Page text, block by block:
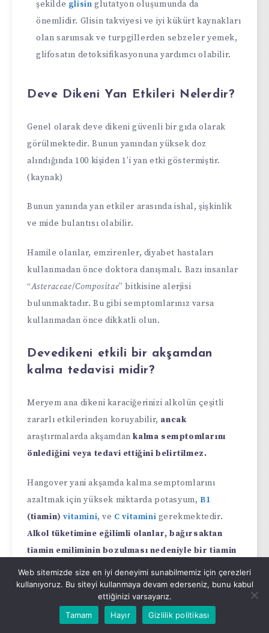
şekilde glisinglutatyon oluşumunda da
önemlidir. Glisin takviyesi ve iyi kükürt kaynakları
olan sarımsak ve turpgillerden sebzeler yemek,
glifosatın detoksifikasyonuna yardımcı olabilir.
Deve Dikeni Yan Etkileri Nelerdir?
Genel olarak deve dikeni güvenli bir gıda olarak
görülmektedir. Bunun yanından yüksek doz
alındığında 100 kişiden 1’i yan etki göstermiştir.
(kaynak)
Bunun yanında yan etkiler arasında ishal, şişkinlik
ve mide bulantısı olabilir.
Hamile olanlar, emzirenler, diyabet hastaları
kullanmadan önce doktora danışmalı. Bazı insanlar
“Asteraceae/Compositae” bitkisine alerjisi
bulunmaktadır. Bu gibi semptomlarınız varsa
kullanmadan önce dikkatli olun.
Devedikeni etkili bir akşamdan
kalma tedavisi midir?
Meryem ana dikeni karaciğerinizi alkolün çeşitli
zararlı etkilerinden koruyabilir, ancak
araştırmalarda akşamdan kalma semptomlarını
önlediğini veya tedavi ettiğini belirtilmez.
Hangover yani akşamda kalma semptomlarını
azaltmak için yüksek miktarda potasyum,B1
(tiamin) vitamini, ve C vitamini gerekmektedir.
Alkol tüketimine eğilimli olanlar, bağırsaktan
tiamin emiliminin bozulması nedeniyle bir tiamin
eksikliği geliştirebilirler
. Bunun dışında iyi uyku
ile yeterli miktarda sıvı tüketildiğiden emin
Web sitemizde size en iyi deneyimi sunabilmemiz için çerezleri
kullanıyoruz. Bu siteyi kullanmaya devam ederseniz, bunu kabul
ettiğinizi varsayarız.
Tamam
Hayır Gizlilik politikası